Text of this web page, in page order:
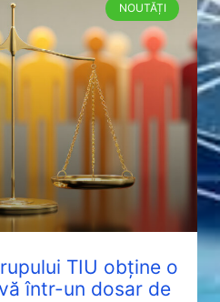
NOUTĂȚI
TIU obține o
într-un dosar de